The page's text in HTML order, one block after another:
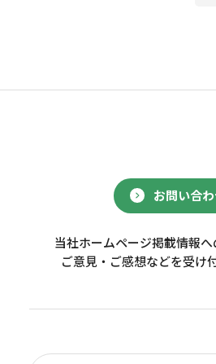
お問い合
当社ホームページ掲載情報へ
ご意見・ご感想などを受け